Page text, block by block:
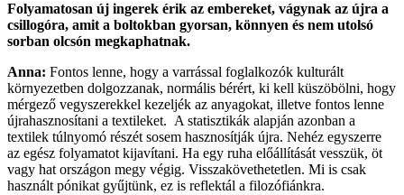
Folyamatosan új ingerek érik az embereket, vágynak az újra a
csillogóra, amit a boltokban gyorsan, könnyen és nem utolsó
sorban olcsón megkaphatnak.
Anna: Fontos lenne, hogy a varrással foglalkozók kulturált
környezetben dolgozzanak, normális bérért, ki kell küszöbölni, hogy
mérgező vegyszerekkel kezeljék az anyagokat, illetve fontos lenne
újrahasznosítani a textileket. A statisztikák alapján azonban a
textilek túlnyomó részét sosem hasznosítják újra. Nehéz egyszerre
az egész folyamatot kijavítani. Ha egy ruha előállítását vesszük, öt
vagy hat országon megy végig. Visszakövethetetlen. Mi is csak
használt pónikat gyűjtünk, ez is reflektál a filozófiánkra.